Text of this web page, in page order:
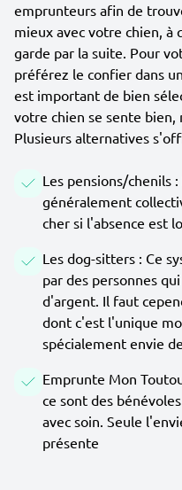
emprunteurs afin de
mieux avec votre chien, à
garde par la suite. Pour
préférez le confier dans
est important de bien
votre chien se sente bien,
Plusieurs alternatives
Les pensions/chenils
généralement
cher si l'absence est
Les dog-sitters : Ce
par des personnes
d'argent. Il faut
dont c'est l'unique
spécialement envie
Emprunte Mon
ce sont des
avec soin. Seule
présente